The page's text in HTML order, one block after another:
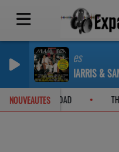
Promises
CALVIN HARRIS &
NOUVEAUTES
- ON THE JAZZ ROAD